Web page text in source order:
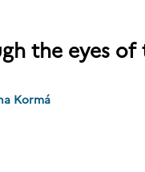
the eyes
Kormá